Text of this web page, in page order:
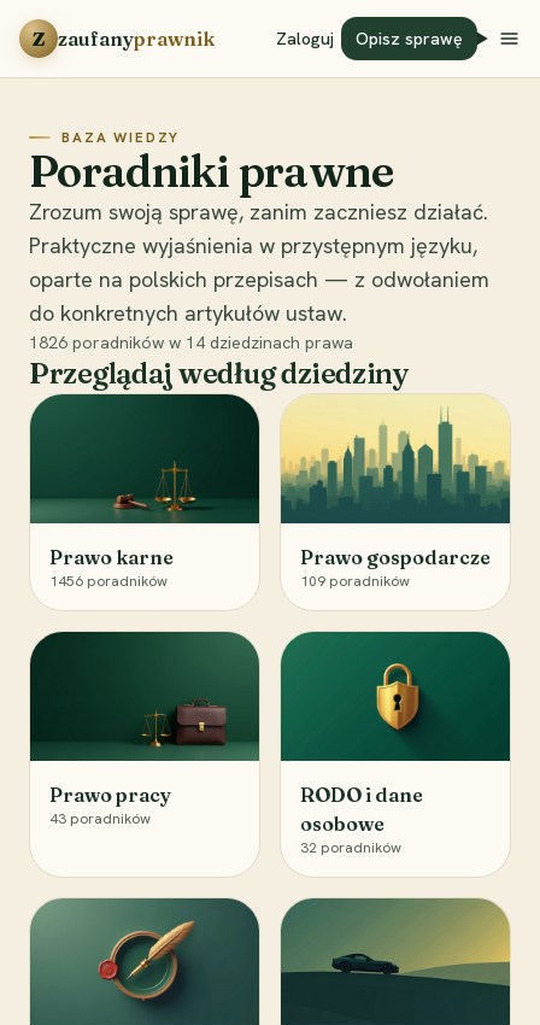
Przejdź do treści
Z zaufanyprawnik Zaloguj Opisz sprawę
BAZA WIEDZY
Poradniki prawne
Zrozum swoją sprawę, zanim zaczniesz działać.
Praktyczne wyjaśnienia w przystępnym języku,
oparte na polskich przepisach — z odwołaniem
do konkretnych artykułów ustaw.
1826 poradników w 14 dziedzinach prawa
Przeglądaj według dziedziny
Prawo karne
1456 poradników
Prawo gospodarcze
109 poradników
Prawo pracy
43 poradników
RODO i dane
osobowe
32 poradników